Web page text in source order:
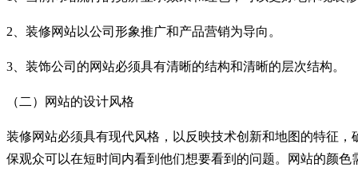
2、装修网站以公司形象推广和产品营销为导向。
3、装饰公司的网站必须具有清晰的结构和清晰的层次结构。
（二）网站的设计风格
装修网站必须具有现代风格，以反映技术创新和地图的特征
保观众可以在短时间内看到他们想要看到的问题。网站的颜